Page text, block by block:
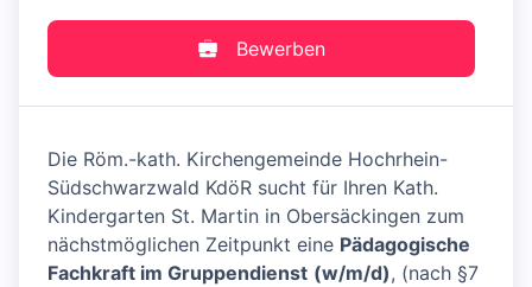
Bewerben
Die Röm.-kath. Kirchengemeinde Hochrhein-
Südschwarzwald KdöR sucht für Ihren Kath.
Kindergarten St. Martin in Obersäckingen zum
nächstmöglichen Zeitpunkt eine Pädagogische
Fachkraft im Gruppendienst (w/m/d), (nach §7